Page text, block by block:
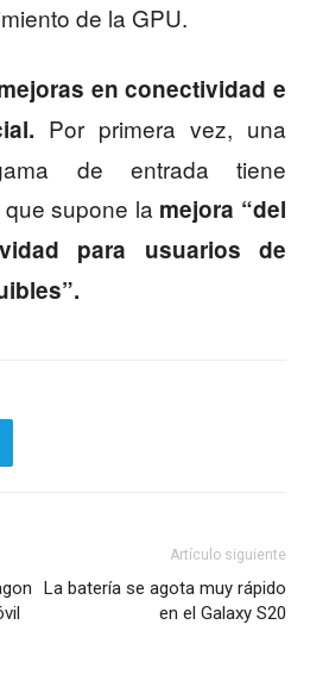
de la GPU.
en conectividad e
Por primera vez, una
de entrada tiene
supone la mejora “del
para usuarios de
Artículo siguiente
La batería se agota muy rápido
en el Galaxy S20